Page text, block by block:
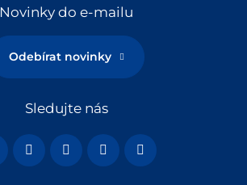
Novinky do e-mailu
Odebírat novinky
Sledujte nás